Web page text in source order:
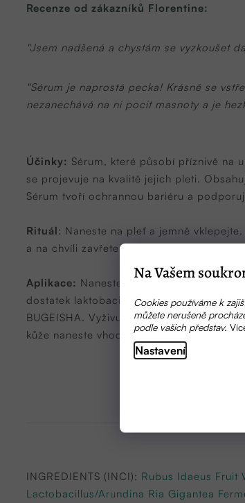
Na Vašem
Cookies používáme k
můžete nerušeně
podle vašich představ.
Nastavení
Recenze od zákazníků Florentine:
"Jsem nadšená a chystám se vyzkoušet
"Sérum je naprostá pecka! Krásně se
nezanechává na ni pocit masnoty a je
Účinky: Sérum, které působí příznivě na
se projevuje na kvalitě jejich pleti.
Sérum tvoří ochrannou bariéru a
Rituál: Naneste na pleť a jemně
a na chvíli zavřete oči a odpočiňte si,
Aplikace: Naneste ráno na vyčištěnou
dostatek laktobacilů a dalších aktivnícxh
BUGEISHA. Vyživuje aktivně pleť
kůže naneste vhodný krém na pleť s SPF
I NGREDIENTS (INCI): Rubus Idaeus Fruit
Lactobacillus/Arundina Ria Gigantea